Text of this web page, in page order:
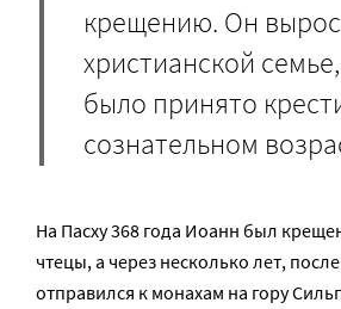
крещению. Он
христианской
было принято
сознательном
На Пасху 368 года Иоанн был
чтецы, а через несколько лет,
отправился к монахам на гору